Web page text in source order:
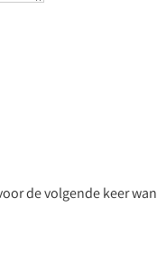
de volgende keer